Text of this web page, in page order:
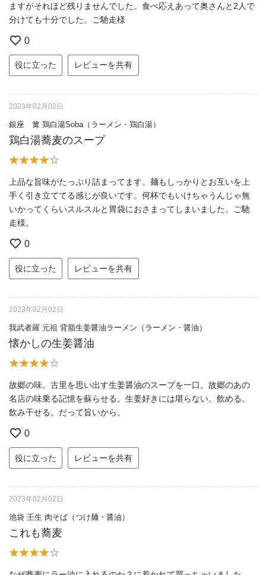
ますがそれほど残りませんでした。食べ応えあって奥さんと2人で
分けても十分でした。ご馳走様
0
役に立った レビューを共有
2023年02月02日
銀座 篝 鶏白湯Soba（ラーメン・鶏白湯）
鶏白湯蕎麦のスープ
上品な旨味がたっぷり詰まってます。麺もしっかりとお互いを上
手く引き立ててる感じが良いです。何杯でもいけちゃうんじゃ無
いかってくらいスルスルと胃袋におさまってしまいました。ご馳
走様。
0
役に立った レビューを共有
2023年02月02日
我武者羅 元祖 背脂生姜醤油ラーメン（ラーメン・醤油）
懐かしの生姜醤油
故郷の味。古里を思い出す生姜醤油のスープを一口。故郷のあの
名店の味乗る記憶を蘇らせる。生姜好きには堪らない。飲める。
飲み干せる。だって旨いから。
0
役に立った レビューを共有
2023年02月02日
池袋 壬生 肉そば（つけ麺・醤油）
これも蕎麦